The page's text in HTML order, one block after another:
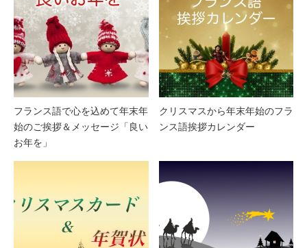
フランス語で心を込めて年末年
始のご挨拶＆メッセージ「良い
お年を」
クリスマスから年末年始のフラ
ンス語挨拶カレンダー